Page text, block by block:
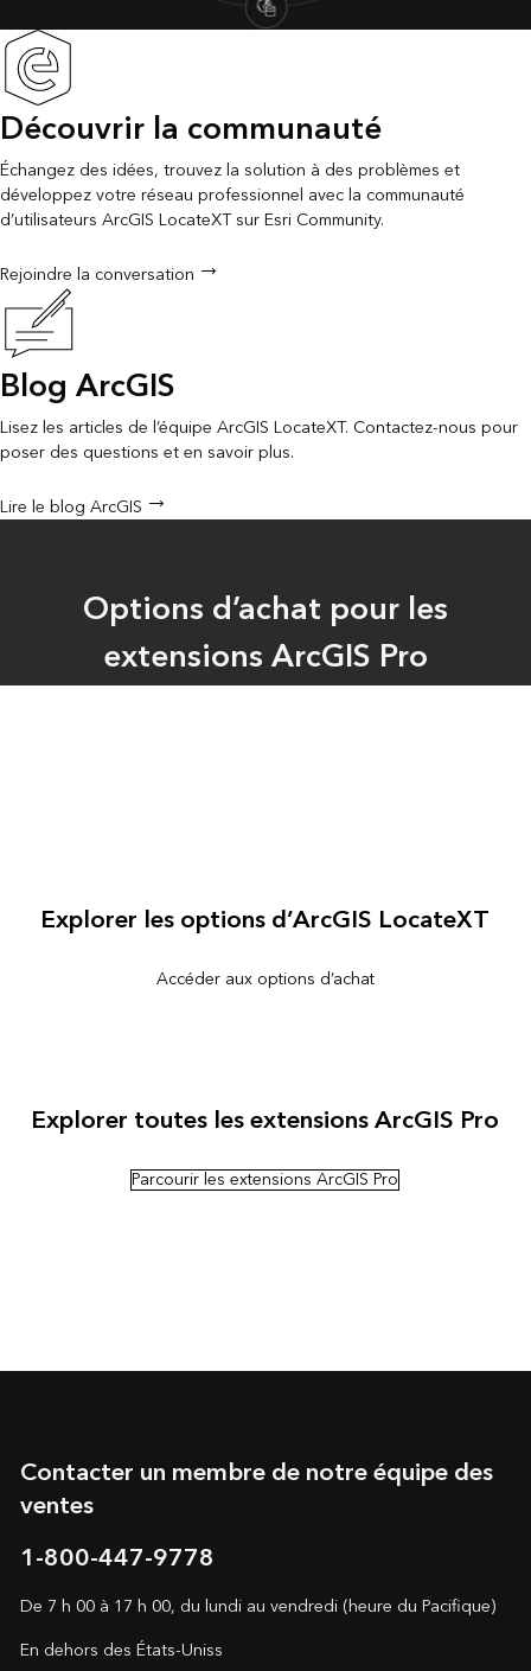
Découvrir la communauté
Échangez des idées, trouvez la solution à des problèmes et
développez votre réseau professionnel avec la communauté
d’utilisateurs ArcGIS LocateXT sur Esri Community.
Rejoindre la conversation
Blog ArcGIS
Lisez les articles de l’équipe ArcGIS LocateXT. Contactez-nous pour
poser des questions et en savoir plus.
Lire le blog ArcGIS
Options d’achat pour les
extensions ArcGIS Pro
Explorer les options d’ArcGIS LocateXT
Accéder aux options d’achat
Explorer toutes les extensions ArcGIS Pro
Parcourir les extensions ArcGIS Pro
Contacter un membre de notre équipe des
ventes
1-800-447-9778
De 7 h 00 à 17 h 00, du lundi au vendredi (heure du Pacifique)
En dehors des États-Uniss